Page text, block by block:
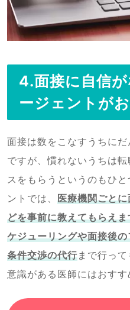
4.面接に自信
ージェントが
面接は数をこなすうちに
ですが、慣れないうちは
スをもらうというのもひ
ントでは、 医療機関ごと
どを事前に教えてもらえま
ケジューリングや面接後
条件交渉の代行まで行っ
意識がある医師にはおすす